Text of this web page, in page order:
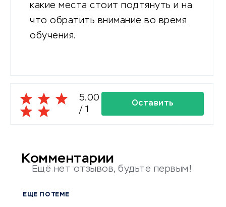
какие места стоит подтянуть и на
что обратить внимание во время
обучения.
5.00
/ 1
Оставить
Комментарии
Ещё нет отзывов, будьте первым!
ЕЩЕ ПО ТЕМЕ